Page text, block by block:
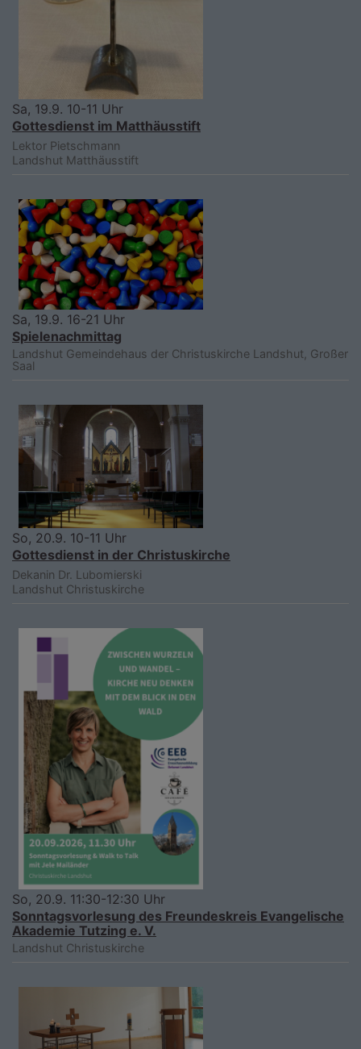
Sa, 19.9. 10-11 Uhr
Gottesdienst im Matthäusstift
Lektor Pietschmann
Landshut Matthäusstift
Sa, 19.9. 16-21 Uhr
Spielenachmittag
Landshut Gemeindehaus der Christuskirche Landshut, Großer
Saal
So, 20.9. 10-11 Uhr
Gottesdienst in der Christuskirche
Dekanin Dr. Lubomierski
Landshut Christuskirche
So, 20.9. 11:30-12:30 Uhr
Sonntagsvorlesung des Freundeskreis Evangelische
Akademie Tutzing e. V.
Landshut Christuskirche